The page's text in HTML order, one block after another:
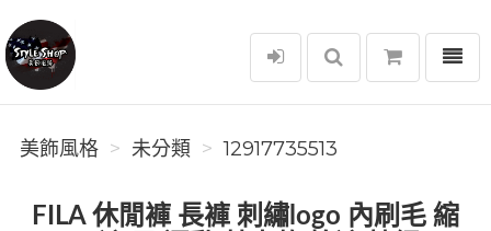
美飾風格
選單
美飾風格 未分類 12917735513
FILA 休閒褲 長褲 刺繡logo 內刷毛 縮